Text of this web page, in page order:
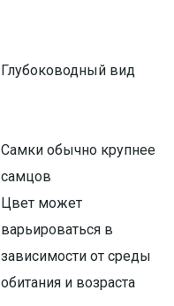
Глубоководный вид
Самки обычно крупнее
самцов
Цвет может
варьироваться в
зависимости от среды
обитания и возраста